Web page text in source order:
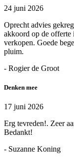
24 juni 2026
Oprecht advies
akkoord op de offerte
verkopen. Goede
pluim.
- Rogier de Groot
Denken mee
17 juni 2026
Erg tevreden!. Zeer
Bedankt!
- Suzanne Koning